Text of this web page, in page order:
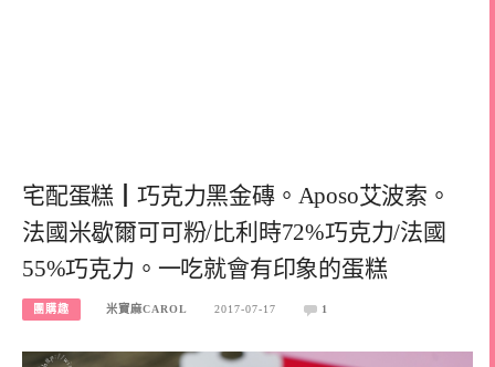
宅配蛋糕┃巧克力黑金磚。Aposo艾波索。
法國米歇爾可可粉/比利時72%巧克力/法國
55%巧克力。一吃就會有印象的蛋糕
團購趣 米寶麻CAROL 2017-07-17 1